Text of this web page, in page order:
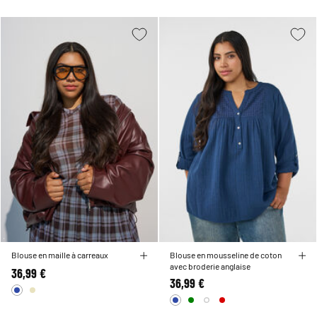
Blouse en maille à carreaux
36,99 €
Blouse en mousseline de coton
avec broderie anglaise
36,99 €